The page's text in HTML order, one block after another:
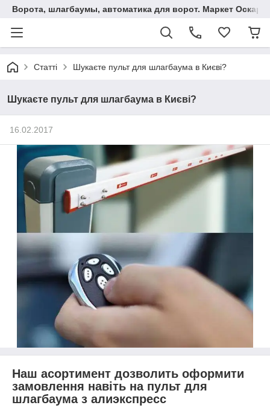
Ворота, шлагбаумы, автоматика для ворот. Маркет Оскар.
Статті Шукаєте пульт для шлагбаума в Києві?
Шукаєте пульт для шлагбаума в Києві?
16.02.2017
Наш асортимент дозволить оформити
замовлення навіть на пульт для
шлагбаума з алиэкспресс